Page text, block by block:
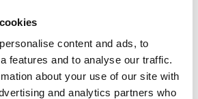
content and ads, to
features and to analyse our traffic.
about your use of our site with
and analytics partners who